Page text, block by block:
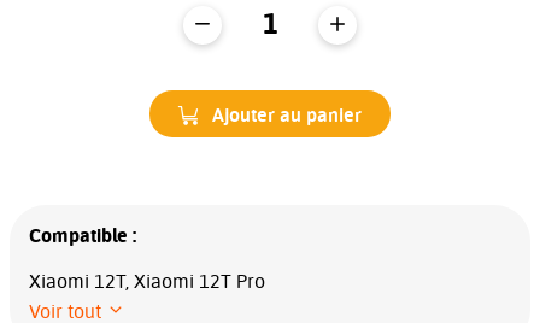
Ajouter au panier
Compatible :
Xiaomi 12T, Xiaomi 12T Pro
Voir tout